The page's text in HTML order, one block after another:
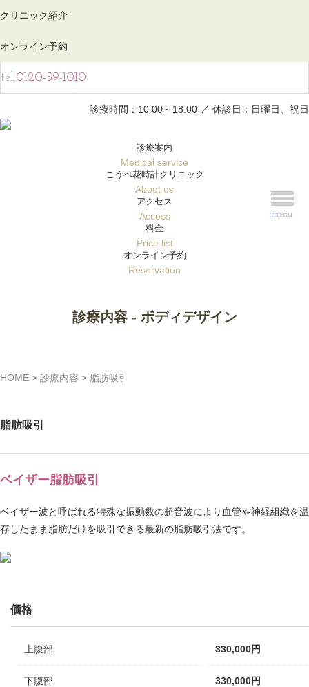
クリニック紹介
オンライン予約
tel.0120-59-1010
診療時間：10:00～18:00 ／ 休診日：日曜日、祝日
診療案内
Medical service
こうべ花時計クリニック
About us
アクセス
Access
料金
Price list
オンライン予約
Reservation
menu
診療内容 - ボディデザイン
HOME > 診療内容 > 脂肪吸引
脂肪吸引
ベイザー脂肪吸引
ベイザー波と呼ばれる特殊な振動数の超音波により血管や神経組織を温
存したまま脂肪だけを吸引できる最新の脂肪吸引法です。
価格
上腹部 330,000円
下腹部 330,000円